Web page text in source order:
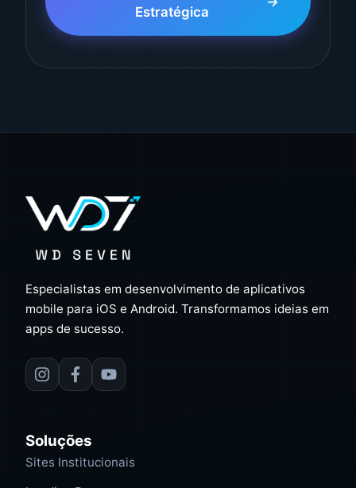
Estratégica
Especialistas em desenvolvimento de aplicativos
mobile para iOS e Android. Transformamos ideias em
apps de sucesso.
Soluções
Sites Institucionais